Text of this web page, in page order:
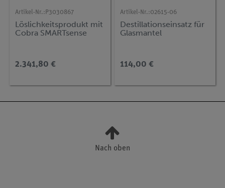
Artikel-Nr.: P3030867
Löslichkeitsprodukt mit
Cobra SMARTsense
2.341,80 €
Artikel-Nr.:02615-06
Destillationseinsatz für
Glasmantel
114,00 €
Nach oben